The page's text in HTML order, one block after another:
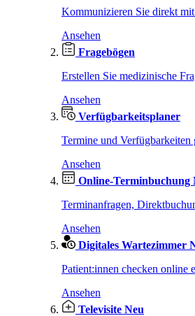
Kommunizieren Sie direkt
Ansehen
Fragebögen
Erstellen Sie medizinische
Ansehen
Verfügbarkeitsplaner
Termine und
Ansehen
Online-Terminbuchung
Terminanfragen,
Ansehen
Digitales Wartezimmer
Patient:innen checken online
Ansehen
Televisite Neu